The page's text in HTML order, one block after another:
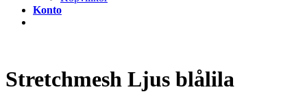
Konto
Stretchmesh Ljus blålila